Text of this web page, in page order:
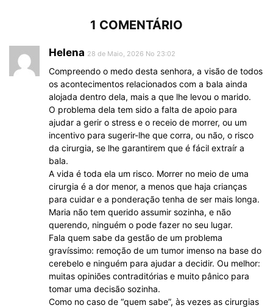
1 COMENTÁRIO
Helena 28 de Maio, 2026 No 23:02
Compreendo o medo desta senhora, a visão de todos
os acontecimentos relacionados com a bala ainda
alojada dentro dela, mais a que lhe levou o marido.
O problema dela tem sido a falta de apoio para
ajudar a gerir o stress e o receio de morrer, ou um
incentivo para sugerir-lhe que corra, ou não, o risco
da cirurgia, se lhe garantirem que é fácil extraír a
bala.
A vida é toda ela um risco. Morrer no meio de uma
cirurgia é a dor menor, a menos que haja crianças
para cuidar e a ponderação tenha de ser mais longa.
Maria não tem querido assumir sozinha, e não
querendo, ninguém o pode fazer no seu lugar.
Fala quem sabe da gestão de um problema
gravíssimo: remoção de um tumor imenso na base do
cerebelo e ninguém para ajudar a decidir. Ou melhor:
muitas opiniões contraditórias e muito pânico para
tomar uma decisão sozinha.
Como no caso de “quem sabe”, às vezes as cirurgias